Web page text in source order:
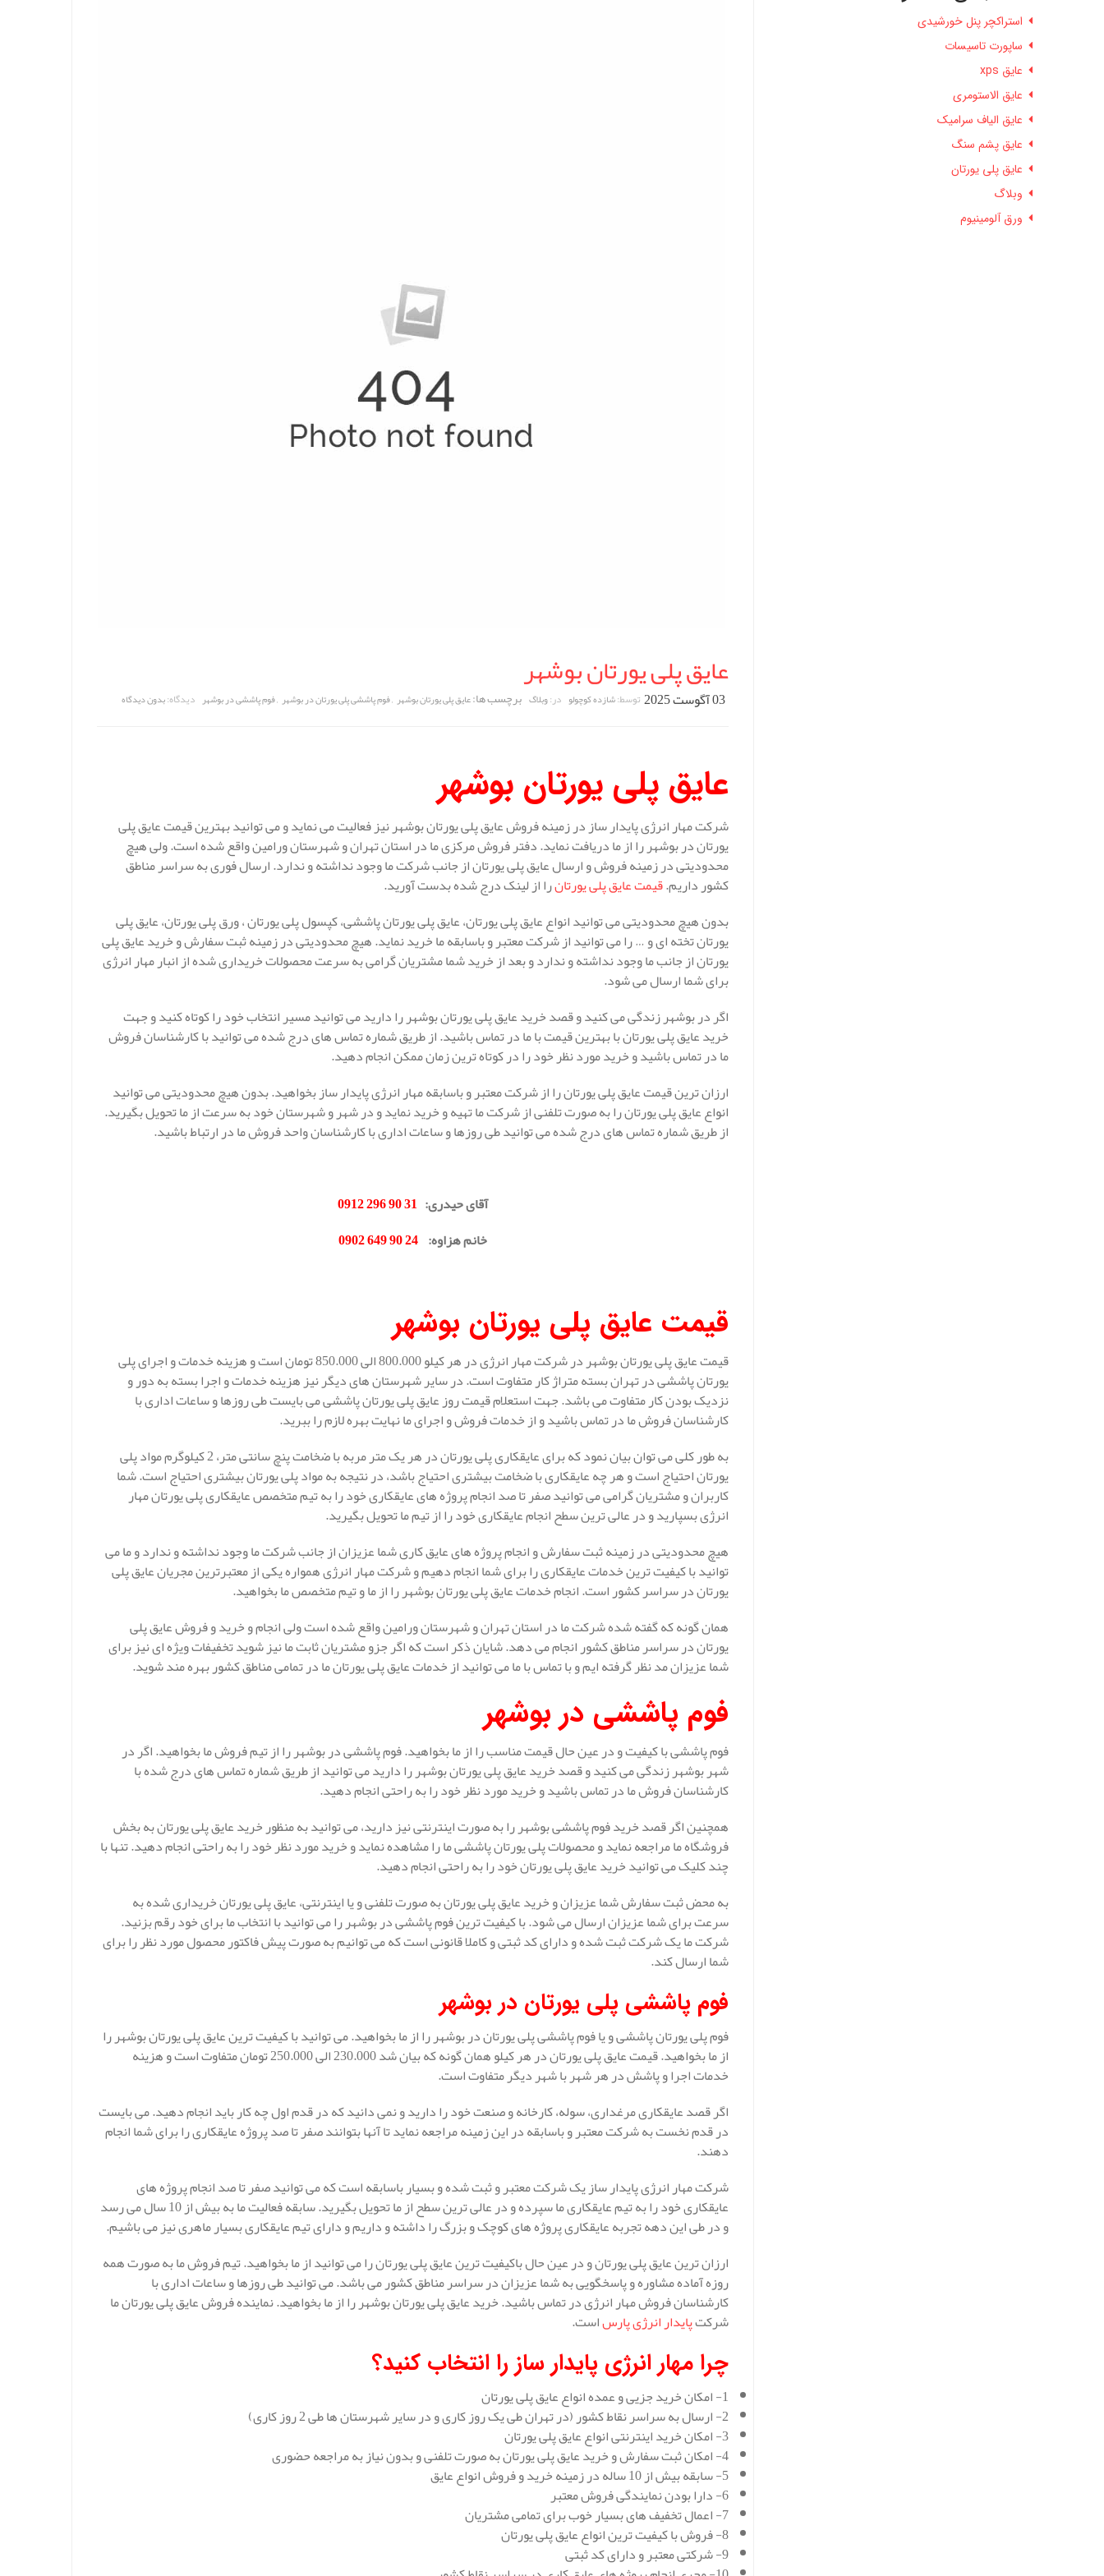
عایق پلی یورتان بوشهر
03 آگوست 2025 توسط:شازده کوچولو در:وبلاگ برچسب ها:عایق پلی یورتان بوشهر ,فوم پاششی پلی یورتان در بوشهر ,فوم پاششی در بوشهر دیدگاه:بدون دیدگاه
عایق پلی یورتان بوشهر
شرکت مهار انرژی پایدار ساز در زمینه فروش عایق پلی یورتان بوشهر نیز فعالیت می نماید و می توانید بهترین قیمت عایق پلی
یورتان در بوشهر را از ما دریافت نماید. دفتر فروش مرکزی ما در استان تهران و شهرستان ورامین واقع شده است. ولی هیچ
محدودیتی در زمینه فروش و ارسال عایق پلی یورتان از جانب شرکت ما وجود نداشته و ندارد. ارسال فوری به سراسر مناطق
کشور داریم.قیمت عایق پلی یورتانرا از لینک درج شده بدست آورید.
بدون هیچ محدودیتی می توانید انواع عایق پلی یورتان، عایق پلی یورتان پاششی، کپسول پلی یورتان ، ورق پلی یورتان، عایق پلی
یورتان تخته ای و … را می توانید از شرکت معتبر و باسابقه ما خرید نماید. هیچ محدودیتی در زمینه ثبت سفارش و خرید عایق پلی
یورتان از جانب ما وجود نداشته و ندارد و بعد از خرید شما مشتریان گرامی به سرعت محصولات خریداری شده از انبار مهار انرژی
برای شما ارسال می شود.
اگر در بوشهر زندگی می کنید و قصد خرید عایق پلی یورتان بوشهر را دارید می توانید مسیر انتخاب خود را کوتاه کنید و جهت
خرید عایق پلی یورتان با بهترین قیمت با ما در تماس باشید. از طریق شماره تماس های درج شده می توانید با کارشناسان فروش
ما در تماس باشید و خرید مورد نظر خود را در کوتاه ترین زمان ممکن انجام دهید.
ارزان ترین قیمت عایق پلی یورتان را از شرکت معتبر و باسابقه مهار انرژی پایدار ساز بخواهید. بدون هیچ محدودیتی می توانید
انواع عایق پلی یورتان را به صورت تلفنی از شرکت ما تهیه و خرید نماید و در شهر و شهرستان خود به سرعت از ما تحویل بگیرید.
از طریق شماره تماس های درج شده می توانید طی روزها و ساعات اداری با کارشناسان واحد فروش ما در ارتباط باشید.
آقای حیدری:
31 90 296 0912
خانم هزاوه:
24 90 649 0902
قیمت عایق پلی یورتان بوشهر
قیمت عایق پلی یورتان بوشهر در شرکت مهار انرژی در هر کیلو 800.000 الی 850.000 تومان است و هزینه خدمات و اجرای پلی
یورتان پاششی در تهران بسته متراژ کار متفاوت است. در سایر شهرستان های دیگر نیز هزینه خدمات و اجرا بسته به دور و
نزدیک بودن کار متفاوت می باشد. جهت استعلام قیمت روز عایق پلی یورتان پاششی می بایست طی روزها و ساعات اداری با
کارشناسان فروش ما در تماس باشید و از خدمات فروش و اجرای ما نهایت بهره لازم را ببرید.
به طور کلی می توان بیان نمود که برای عایقکاری پلی یورتان در هر یک متر مربه با ضخامت پنچ سانتی متر، 2 کیلوگرم مواد پلی
یورتان احتیاج است و هر چه عایقکاری با ضخامت بیشتری احتیاج باشد، در نتیجه به مواد پلی یورتان بیشتری احتیاج است. شما
کاربران و مشتریان گرامی می توانید صفر تا صد انجام پروژه های عایقکاری خود را به تیم متخصص عایقکاری پلی یورتان مهار
انرژی بسپارید و در عالی ترین سطح انجام عایقکاری خود را از تیم ما تحویل بگیرید.
هیچ محدودیتی در زمینه ثبت سفارش و انجام پروژه های عایق کاری شما عزیزان از جانب شرکت ما وجود نداشته و ندارد و ما می
توانید با کیفیت ترین خدمات عایقکاری را برای شما انجام دهیم و شرکت مهار انرژی همواره یکی از معتبرترین مجریان عایق پلی
یورتان در سراسر کشور است. انجام خدمات عایق پلی یورتان بوشهر را از ما و تیم متخصص ما بخواهید.
همان گونه که گفته شده شرکت ما در استان تهران و شهرستان ورامین واقع شده است ولی انجام و خرید و فروش عایق پلی
یورتان در سراسر مناطق کشور انجام می دهد. شایان ذکر است که اگر جزو مشتریان ثابت ما نیز شوید تخفیفات ویژه ای نیز برای
شما عزیزان مد نظر گرفته ایم و با تماس با ما می توانید از خدمات عایق پلی یورتان ما در تمامی مناطق کشور بهره مند شوید.
فوم پاششی در بوشهر
فوم پاششی با کیفیت و در عین حال قیمت مناسب را از ما بخواهید. فوم پاششی در بوشهر را از تیم فروش ما بخواهید. اگر در
شهر بوشهر زندگی می کنید و قصد خرید عایق پلی یورتان بوشهر را دارید می توانید از طریق شماره تماس های درج شده با
کارشناسان فروش ما در تماس باشید و خرید مورد نظر خود را به راحتی انجام دهید.
همچنین اگر قصد خرید فوم پاششی بوشهر را به صورت اینترنتی نیز دارید، می توانید به منظور خرید عایق پلی یورتان به بخش
فروشگاه ما مراجعه نماید و محصولات پلی یورتان پاششی ما را مشاهده نماید و خرید مورد نظر خود را به راحتی انجام دهید. تنها با
چند کلیک می توانید خرید عایق پلی یورتان خود را به راحتی انجام دهید.
به محض ثبت سفارش شما عزیزان و خرید عایق پلی یورتان به صورت تلفنی و یا اینترنتی، عایق پلی یورتان خریداری شده به
سرعت برای شما عزیزان ارسال می شود. با کیفیت ترین فوم پاششی در بوشهر را می توانید با انتخاب ما برای خود رقم بزنید.
شرکت ما یک شرکت ثبت شده و دارای کد ثبتی و کاملا قانونی است که می توانیم به صورت پیش فاکتور محصول مورد نظر را برای
شما ارسال کند.
فوم پاششی پلی یورتان در بوشهر
فوم پلی یورتان پاششی و یا فوم پاششی پلی یورتان در بوشهر را از ما بخواهید. می توانید با کیفیت ترین عایق پلی یورتان بوشهر را
از ما بخواهید. قیمت عایق پلی یورتان در هر کیلو همان گونه که بیان شد 230.000 الی 250.000 تومان متفاوت است و هزینه
خدمات اجرا و پاشش در هر شهر با شهر دیگر متفاوت است.
اگر قصد عایقکاری مرغداری، سوله، کارخانه و صنعت خود را دارید و نمی دانید که در قدم اول چه کار باید انجام دهید. می بایست
در قدم نخست به شرکت معتبر و باسابقه در این زمینه مراجعه نماید تا آنها بتوانند صفر تا صد پروژه عایقکاری را برای شما انجام
دهند.
شرکت مهار انرژی پایدار ساز یک شرکت معتبر و ثبت شده و بسیار باسابقه است که می توانید صفر تا صد انجام پروژه های
عایقکاری خود را به تیم عایقکاری ما سپرده و در عالی ترین سطح از ما تحویل بگیرید. سابقه فعالیت ما به بیش از 10 سال می رسد
و در طی این دهه تجربه عایقکاری پروژه های کوچک و بزرگ را داشته و داریم و دارای تیم عایقکاری بسیار ماهری نیز می باشیم.
ارزان ترین عایق پلی یورتان و در عین حال باکیفیت ترین عایق پلی یورتان را می توانید از ما بخواهید. تیم فروش ما به صورت همه
روزه آماده مشاوره و پاسخگویی به شما عزیزان در سراسر مناطق کشور می باشد. می توانید طی روزها و ساعات اداری با
کارشناسان فروش مهار انرژی در تماس باشید. خرید عایق پلی یورتان بوشهر را از ما بخواهید. نماینده فروش عایق پلی یورتان ما
شرکتپایدار انرژی پارساست.
چرا مهار انرژی پایدار ساز را انتخاب کنید؟
1- امکان خرید جزیی و عمده انواع عایق پلی یورتان
2- ارسال به سراسر نقاط کشور (در تهران طی یک روز کاری و در سایر شهرستان ها طی 2 روز کاری)
3- امکان خرید اینترنتی انواع عایق پلی یورتان
4- امکان ثبت سفارش و خرید عایق پلی یورتان به صورت تلفنی و بدون نیاز به مراجعه حضوری
5- سابقه بیش از 10 ساله در زمینه خرید و فروش انواع عایق
6- دارا بودن نمایندگی فروش معتبر
7- اعمال تخفیف های بسیار خوب برای تمامی مشتریان
8- فروش با کیفیت ترین انواع عایق پلی یورتان
9- شرکتی معتبر و دارای کد ثبتی
استراکچر پنل خورشیدی
ساپورت تاسیسات
عایق xps
عایق الاستومری
عایق الیاف سرامیک
عایق پشم سنگ
عایق پلی یورتان
وبلاگ
ورق آلومینیوم